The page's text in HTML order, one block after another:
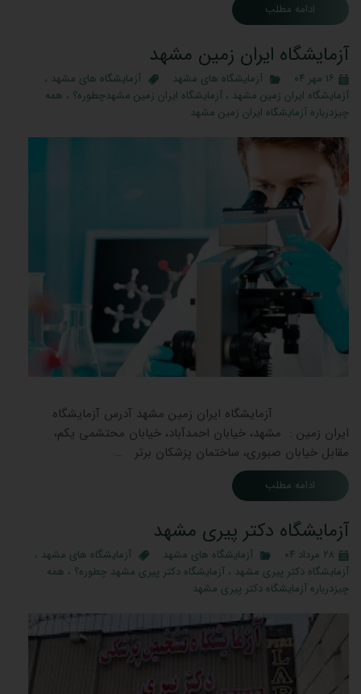
ادامه مطلب
آزمایشگاه ایران زمین مشهد
۱۶ مهر ۰۴ آزمایشگاه های مشهد آزمایشگاه های مشهد ،
آزمایشگاه ایران زمین مشهد ، آزمایشگاه ایران زمین مشهدچطوره؟ ، همه
چیزدرباره آزمایشگاه ایران زمین مشهد
آزمایشگاه ایران زمین مشهد آدرس آزمایشگاه
ایران زمین : مشهد، خیابان احمدآباد، خیابان محتشمی یکم،
مقابل خیابان صبوری، ساختمان پزشکان برتر …
ادامه مطلب
آزمایشگاه دکتر پیری مشهد
۲۸ مرداد ۰۴ آزمایشگاه های مشهد آزمایشگاه های مشهد ،
آزمایشگاه دکتر پیری مشهد ، آزمایشگاه دکتر پیری مشهد چطوره؟ ، همه
چیزدرباره آزمایشگاه دکتر پیری مشهد